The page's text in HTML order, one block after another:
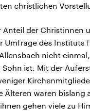
christlichen
Anteil der Christinnen
Umfrage des Instituts
nicht
Sohn ist. Mit der
Älteren waren bislang
gehen viele zu